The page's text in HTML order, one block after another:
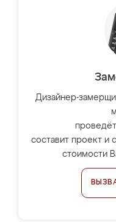
Дизайнер-
составит проект и
стоимости